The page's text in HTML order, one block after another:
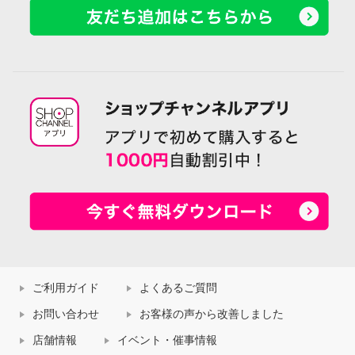
ご利用ガイド よくあるご質問
お問い合わせ お客様の声から改善しました
店舗情報 イベント・催事情報